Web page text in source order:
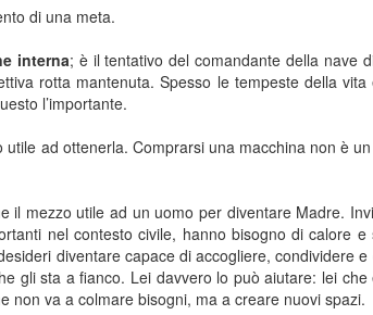
di una meta.
interna; è il tentativo del comandante della nave
rotta mantenuta. Spesso le tempeste della
l’importante.
ad ottenerla. Comprarsi una macchina non è
mezzo utile ad un uomo per diventare Madre.
nel contesto civile, hanno bisogno di calore
diventare capace di accogliere, condividere
gli sta a fianco. Lei davvero lo può aiutare: lei
non va a colmare bisogni, ma a creare nuovi spazi.